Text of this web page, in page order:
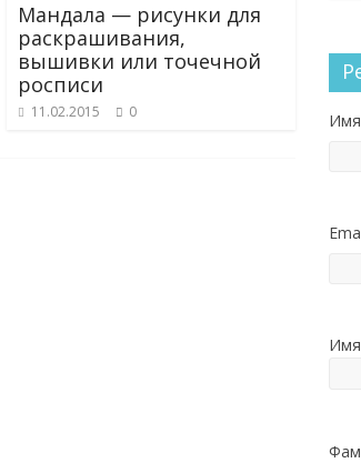
Мандала — рисунки для
раскрашивания,
вышивки или точечной
росписи
11.02.2015 0
Имя